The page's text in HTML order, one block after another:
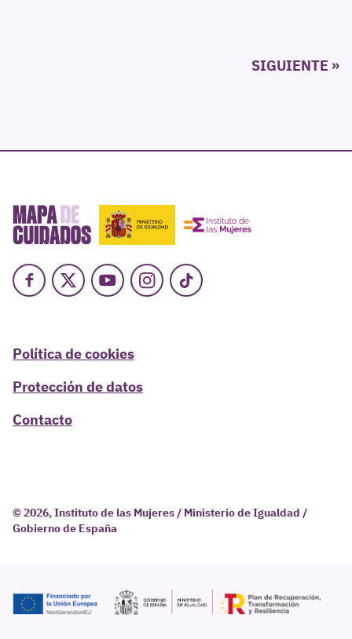
SIGUIENTE
Facebook
X YoutubeInstagram
TikTok
Política de cookies
Protección de datos
Contacto
© 2026, Instituto de las Mujeres / Ministerio de Igualdad /
Gobierno de España